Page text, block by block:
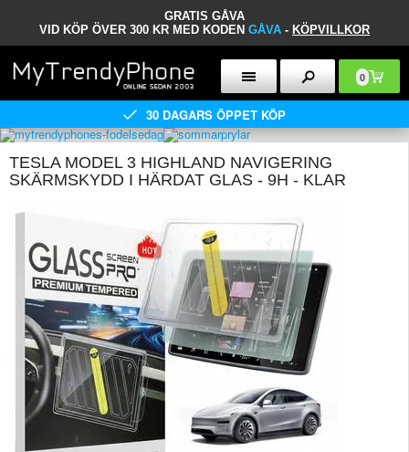
GRATIS GÅVA
VID KÖP ÖVER 300 KR MED KODEN GÅVA - KÖPVILLKOR
0
30 DAGARS ÖPPET KÖP
TESLA MODEL 3 HIGHLAND NAVIGERING
SKÄRMSKYDD I HÄRDAT GLAS - 9H - KLAR